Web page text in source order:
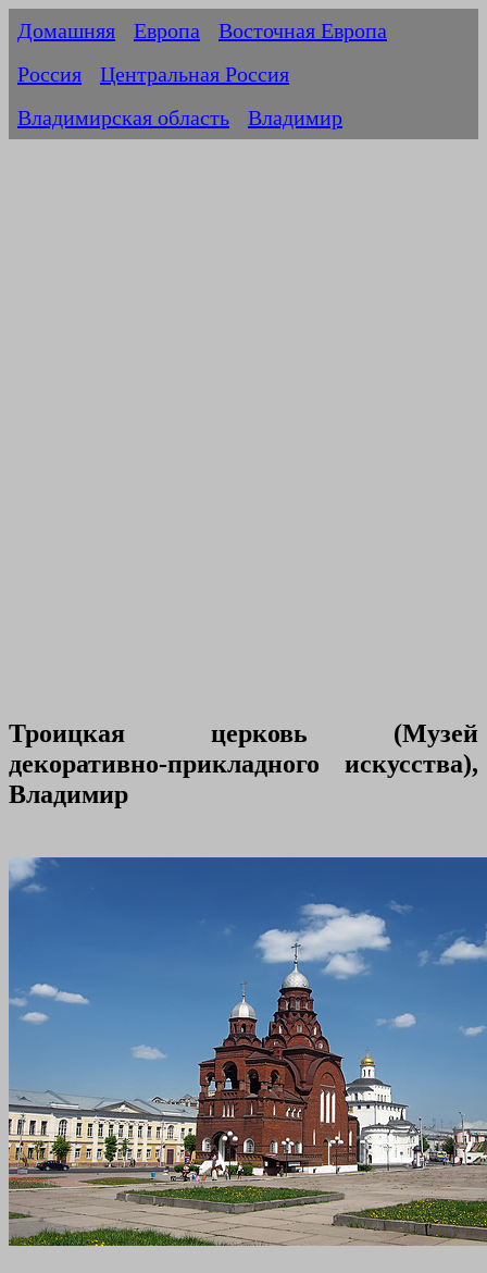
Домашняя Европа
Восточная Европа
Россия
Центральная Россия
Владимирская область
Владимир
Троицкая церковь (Музей
декоративно-прикладного искусства),
Владимир